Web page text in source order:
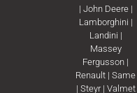
| John Deere|
Lamborghini |
Landini |
Massey
Fergusson |
Renault |Same
| Steyr| Valmet